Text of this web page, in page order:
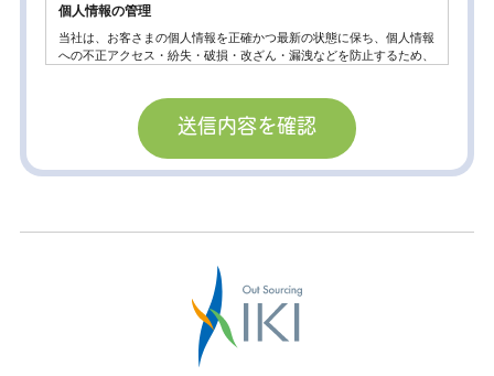
個人情報の管理
当社は、お客さまの個人情報を正確かつ最新の状態に保ち、個人情報
への不正アクセス・紛失・破損・改ざん・漏洩などを防止するため、
個人情報の利用目的
お客さまからお預かりした個人情報は、当社からのご連絡や業務のご
案内やご質問に対する回答として、電子メールや資料のご送付に利用
当社は、お客さまよりお預かりした個人情報を適切に管理し、次のい
お客さまの同意がある場合
お客さまが希望されるサービスを行なうために当社が業務を委託する
業者に対して開示する場合。
法令に基づき開示することが必要である場合。